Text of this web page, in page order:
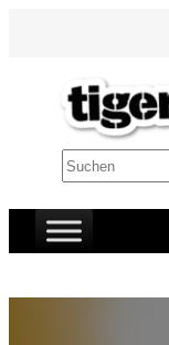
Suchen